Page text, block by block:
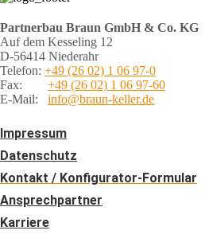
Partnerbau Braun GmbH & Co. KG
Auf dem Kesseling 12
D-56414 Niederahr
Telefon: +49 (26 02) 1 06 97-0
Fax: +49 (26 02) 1 06 97-60
E-Mail: info@braun-keller.de
Impressum
Datenschutz
Kontakt / Konfigurator-Formular
Ansprechpartner
Karriere